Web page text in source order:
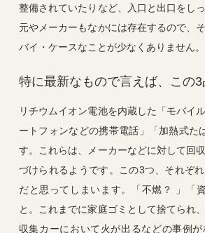
整備されていたりなど、入口と出口をし
元やメーカーもなかには存在するので、
バイ・ケースなことが少なくありません。
特に最新なもので言えば、この3
リチウムイオン電池を内蔵した「モバイ
ートフォンなどの携帯電話」「加熱式た
す。これらは、メーカーなどに対して回
づけられるようです。この3つ、それぞ
だと思ってしまいます。「不燃？ 」「
と。これまでに家庭ゴミとして捨てられ
収集カーにおいて火が出るなどの事例